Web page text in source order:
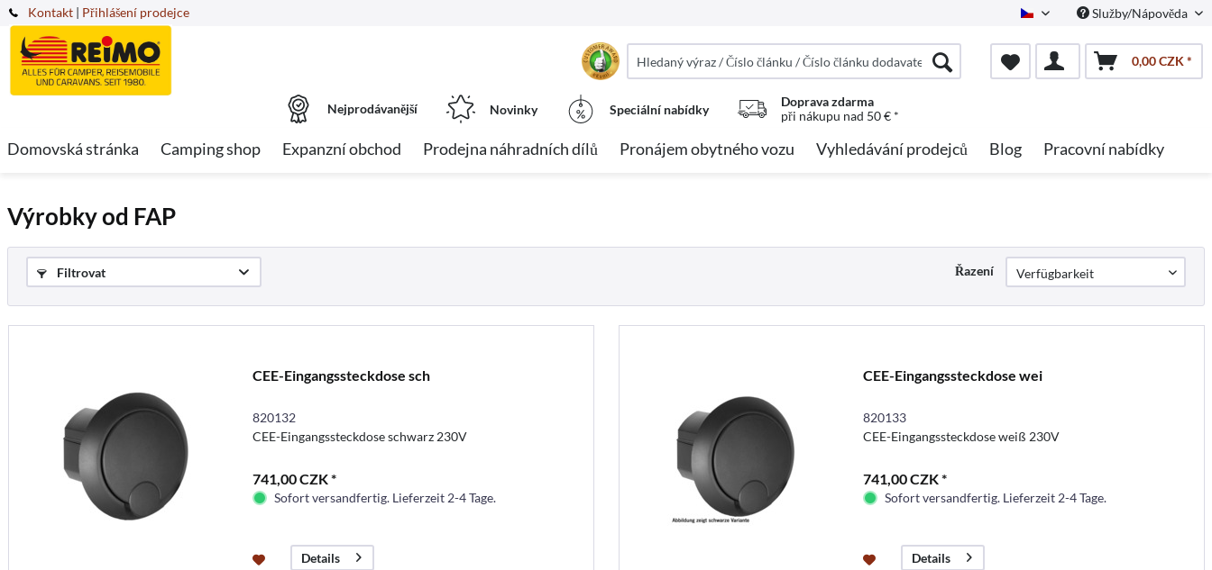
Kontakt Czech Služby/Nápověda
| Přihlášení prodejce
0,00 CZK *
Nejprodávanější Novinky Speciální nabídky
Doprava zdarma
při nákupu nad 50 € *
Domovská stránka Camping shop Expanzní obchod Prodejna náhradních dílů Pronájem obytného vozu Vyhledávání prodejců Blog Pracovní nabídky
Výrobky od FAP
Filtrovat Řazení
CEE-Eingangssteckdose sch
820132
CEE-Eingangssteckdose schwarz 230V
741,00 CZK *
Sofort versandfertig. Lieferzeit 2-4 Tage.
Details
CEE-Eingangssteckdose wei
820133
CEE-Eingangssteckdose weiß 230V
741,00 CZK *
Sofort versandfertig. Lieferzeit 2-4 Tage.
Details